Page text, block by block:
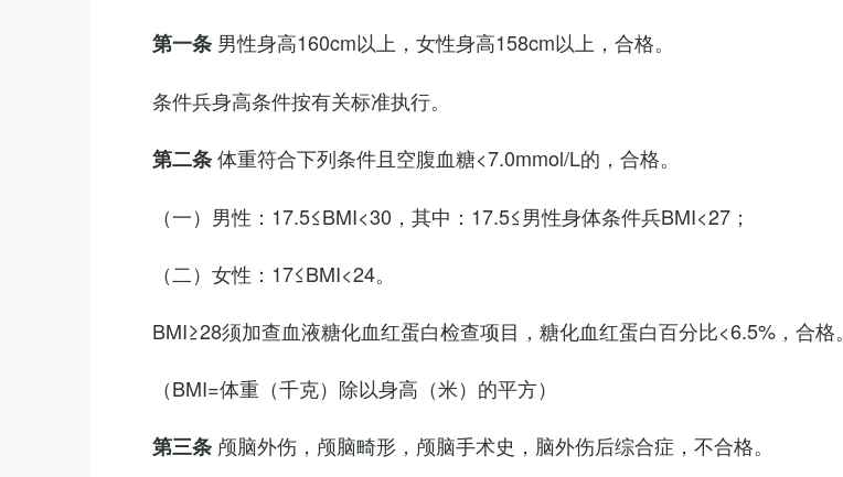
第一条 男性身高160cm以上，女性身高158cm以上，合格。
条件兵身高条件按有关标准执行。
第二条体重符合下列条件且空腹血糖<7.0mmol/L的，合格。
（一）男性：17.5≤BMI<30，其中：17.5≤男性身体条件兵BMI<27；
（二）女性：17≤BMI<24。
BMI≥28须加查血液糖化血红蛋白检查项目，糖化血红蛋白百分比<6.5%，合格。
（BMI=体重（千克）除以身高（米）的平方）
第三条 颅脑外伤，颅脑畸形，颅脑手术史，脑外伤后综合症，不合格。